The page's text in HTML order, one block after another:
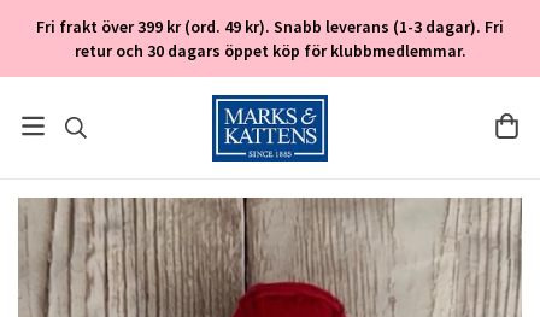
Fri frakt över 399 kr (ord. 49 kr). Snabb leverans (1-3 dagar). Fri
retur och 30 dagars öppet köp för klubbmedlemmar.